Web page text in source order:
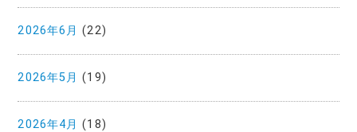
2026年6月 (22)
2026年5月 (19)
2026年4月 (18)